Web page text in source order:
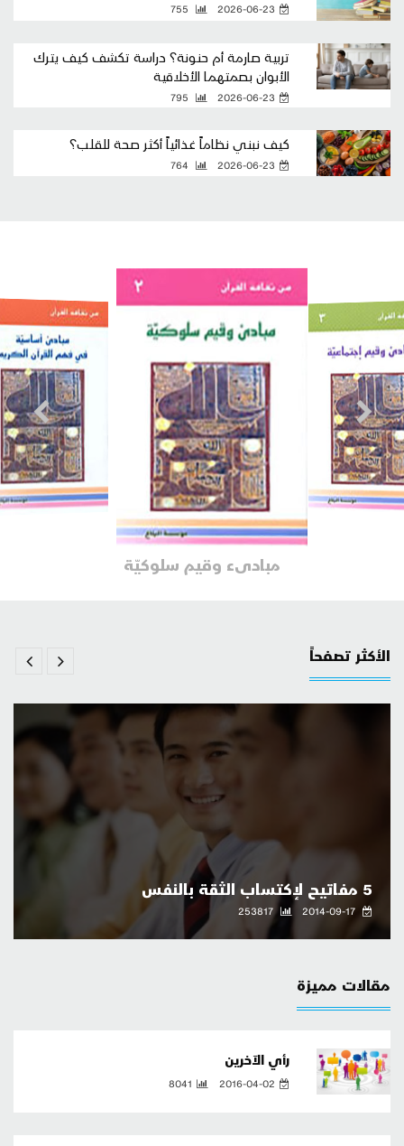
2026-06-23
تربية صارمة أم حنونة؟ دراسة تكشف كيف يترك
الأبوان بصمتهما الأخلاقية
2026-06-23
كيف نبني نظاماً غذائياً أكثر صحة للقلب؟
2026-06-23
مبادىء وقيم سلوكيّة
الأكثر تصفحاً
5 مفاتيح لإكتساب الثقة بالنفس
مقالات مميزة
رأي الآخرين
2016-04-02
8041